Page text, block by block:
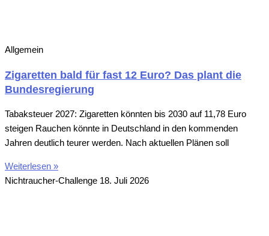
Allgemein
Zigaretten bald für fast 12 Euro? Das plant die
Bundesregierung
Tabaksteuer 2027: Zigaretten könnten bis 2030 auf 11,78 Euro
steigen Rauchen könnte in Deutschland in den kommenden
Jahren deutlich teurer werden. Nach aktuellen Plänen soll
Weiterlesen »
Nichtraucher-Challenge 18. Juli 2026